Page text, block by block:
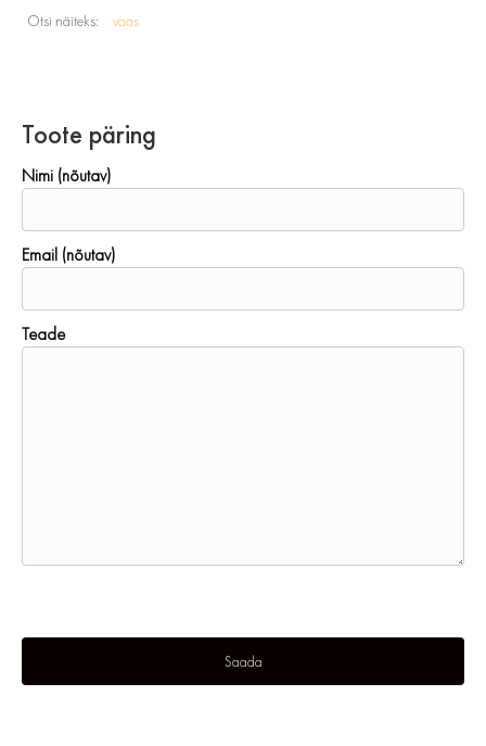
Otsi näiteks: vaas
Toote päring
Nimi (nõutav)
Email (nõutav)
Teade